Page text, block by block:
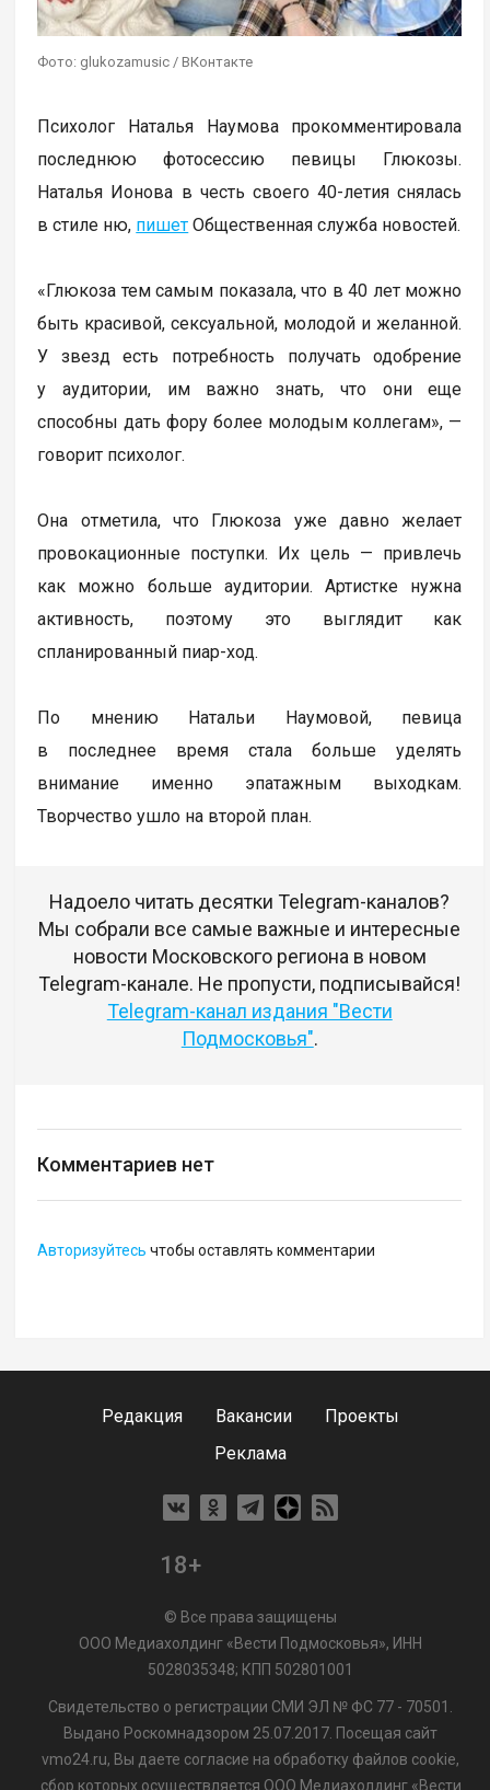
Фото: glukozamusic / ВКонтакте
Психолог Наталья Наумова прокомментировала
последнюю фотосессию певицы Глюкозы.
Наталья Ионова в честь своего 40-летия снялась
в стиле ню, пишет Общественная служба новостей.
«Глюкоза тем самым показала, что в 40 лет можно
быть красивой, сексуальной, молодой и желанной.
У звезд есть потребность получать одобрение
у аудитории, им важно знать, что они еще
способны дать фору более молодым коллегам», —
говорит психолог.
Она отметила, что Глюкоза уже давно желает
провокационные поступки. Их цель — привлечь
как можно больше аудитории. Артистке нужна
активность, поэтому это выглядит как
спланированный пиар-ход.
По мнению Натальи Наумовой, певица
в последнее время стала больше уделять
внимание именно эпатажным выходкам.
Творчество ушло на второй план.
Надоело читать десятки Telegram-каналов?
Мы собрали все самые важные и интересные
новости Московского региона в новом
Telegram-канале. Не пропусти, подписывайся!
Telegram-канал издания "Вести
Подмосковья".
Комментариев нет
Авторизуйтесь чтобы оставлять комментарии
Редакция Вакансии
Проекты
Реклама
18+
© Все права защищены
ООО Медиахолдинг «Вести Подмосковья», ИНН
5028035348; КПП 502801001
Свидетельство о регистрации СМИ ЭЛ № ФС 77 - 70501.
Выдано Роскомнадзором 25.07.2017. Посещая сайт
vmo24.ru, Вы даете согласие на обработку файлов cookie,
сбор которых осуществляется ООО Медиахолдинг «Вести